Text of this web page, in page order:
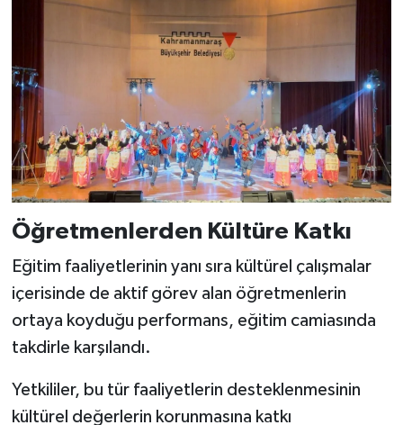
Öğretmenlerden Kültüre Katkı
Eğitim faaliyetlerinin yanı sıra kültürel çalışmalar
içerisinde de aktif görev alan öğretmenlerin
ortaya koyduğu performans, eğitim camiasında
takdirle karşılandı.
Yetkililer, bu tür faaliyetlerin desteklenmesinin
kültürel değerlerin korunmasına katkı
BİLİM TEKNOLOJİ
SEÇİM 2015
ÇEVRE
BİLİM VE TEKNOLOJİ
YARIŞMALAR
TANITIM
HABERDE İNSAN